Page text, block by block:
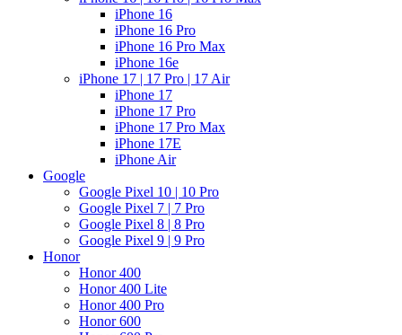
iPhone 16
iPhone 16 Pro
iPhone 16 Pro Max
iPhone 16e
iPhone 17 | 17 Pro | 17 Air
iPhone 17
iPhone 17 Pro
iPhone 17 Pro Max
iPhone 17E
iPhone Air
Google
Google Pixel 10 | 10 Pro
Google Pixel 7 | 7 Pro
Google Pixel 8 | 8 Pro
Google Pixel 9 | 9 Pro
Honor
Honor 400
Honor 400 Lite
Honor 400 Pro
Honor 600